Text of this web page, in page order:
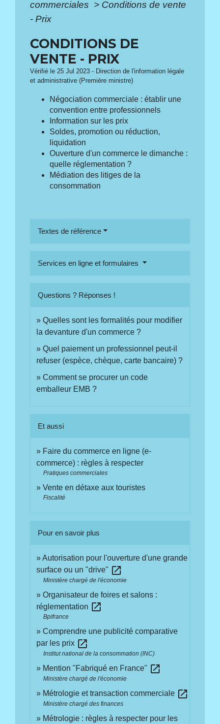
commerciales > Conditions de vente
- Prix
CONDITIONS DE
VENTE - PRIX
Vérifié le 25 Jul 2023 - Direction de l'information légale
et administrative (Première ministre)
Négociation commerciale : établir une
convention entre professionnels
Information sur les prix
Soldes, promotion ou réduction,
liquidation
Ouverture d'un commerce le dimanche :
quelle réglementation ?
Médiation des litiges de la
consommation
Textes de référence
Services en ligne et formulaires
Questions ? Réponses !
Quelles sont les formalités pour modifier
la devanture d'un commerce ?
Quel paiement un professionnel peut-il
refuser (espèce, chèque, carte bancaire) ?
Comment se procurer un code
emballeur EMB ?
Et aussi
Faire du commerce en ligne (e-
commerce) : règles à respecter
Pratiques commerciales
Vente en détaxe aux touristes
Fiscalité
Pour en savoir plus
Autorisation pour l'ouverture d'une grande
surface ou un "drive" open_in_new
Ministère chargé de l'économie
Organisateur de foires et salons :
réglementation open_in_new
Bpifrance
Comprendre une publicité comparative
par les prix open_in_new
Institut national de la consommation (INC)
Mention "Fabriqué en France" open_in_new
Ministère chargé de l'économie
Métrologie et transaction commerciale open_in_new
Ministère chargé des finances
Métrologie : règles à respecter pour les